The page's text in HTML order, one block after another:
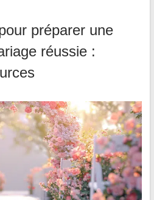
préparer une
réussie :